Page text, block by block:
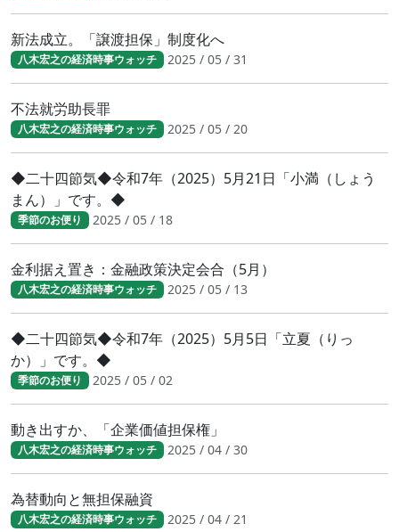
新法成立。「譲渡担保」制度化へ
八木宏之の経済時事ウォッチ 2025 / 05 / 31
不法就労助長罪
八木宏之の経済時事ウォッチ 2025 / 05 / 20
◆二十四節気◆令和7年（2025）5月21日「小満（しょう
まん）」です。◆
季節のお便り 2025 / 05 / 18
金利据え置き：金融政策決定会合（5月）
八木宏之の経済時事ウォッチ 2025 / 05 / 13
◆二十四節気◆令和7年（2025）5月5日「立夏（りっ
か）」です。◆
季節のお便り 2025 / 05 / 02
動き出すか、「企業価値担保権」
八木宏之の経済時事ウォッチ 2025 / 04 / 30
為替動向と無担保融資
八木宏之の経済時事ウォッチ 2025 / 04 / 21